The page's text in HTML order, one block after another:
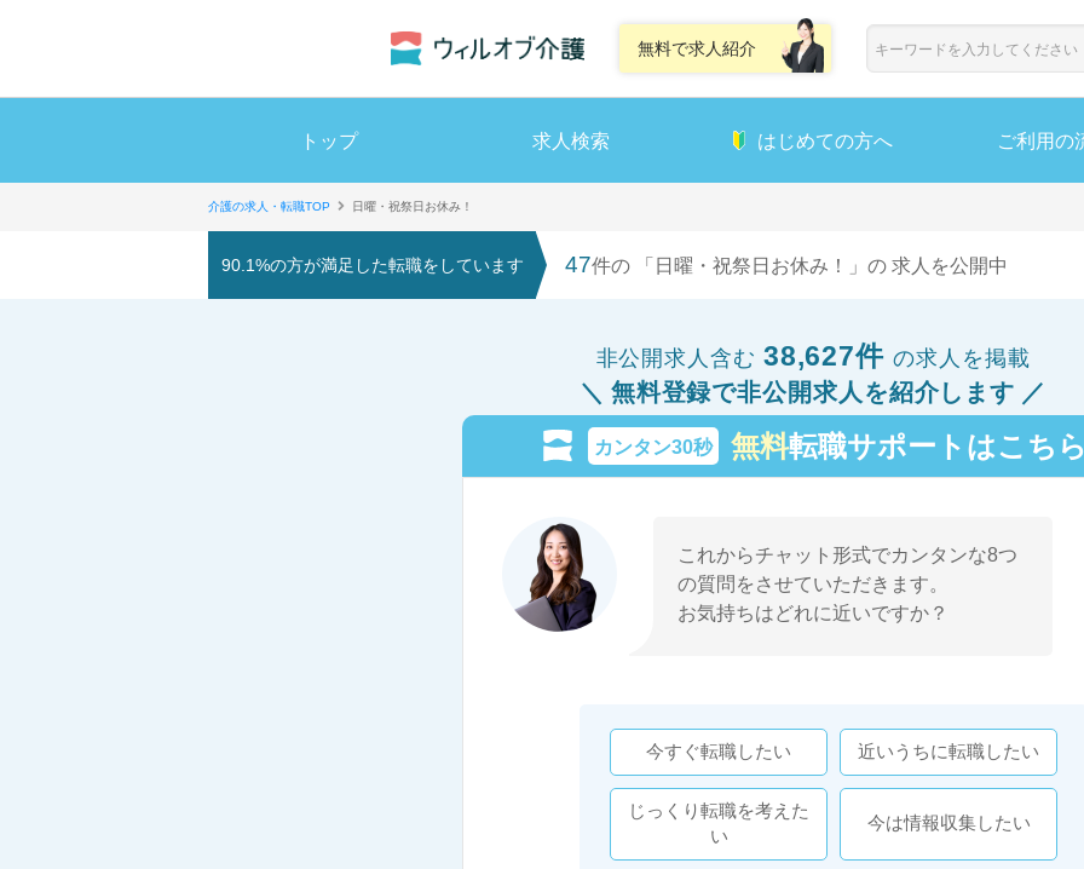
無料で求人紹介
トップ 求人検索 はじめての方へ ご利用の
介護の求人・転職TOP 日曜・祝祭日お休み！
90.1%の方が満足した転職をしています 47件の 「日曜・祝祭日お休み！」の 求人を公開中
非公開求人含む 38,627件 の求人を掲載
無料登録で非公開求人を紹介します
カンタン30秒 無料転職サポートはこちら
これからチャット形式でカンタンな8つ
の質問をさせていただきます。
お気持ちはどれに近いですか？
今すぐ転職したい 近いうちに転職したい
じっくり転職を考えた
い
今は情報収集したい